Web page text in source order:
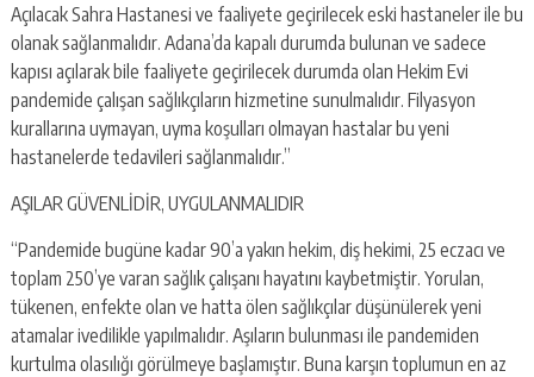
Açılacak Sahra Hastanesi ve faaliyete geçirilecek eski hastaneler ile bu
olanak sağlanmalıdır. Adana’da kapalı durumda bulunan ve sadece
kapısı açılarak bile faaliyete geçirilecek durumda olan Hekim Evi
pandemide çalışan sağlıkçıların hizmetine sunulmalıdır. Filyasyon
kurallarına uymayan, uyma koşulları olmayan hastalar bu yeni
hastanelerde tedavileri sağlanmalıdır.”
AŞILAR GÜVENLİDİR, UYGULANMALIDIR
“Pandemide bugüne kadar 90’a yakın hekim, diş hekimi, 25 eczacı ve
toplam 250’ye varan sağlık çalışanı hayatını kaybetmiştir. Yorulan,
tükenen, enfekte olan ve hatta ölen sağlıkçılar düşünülerek yeni
atamalar ivedilikle yapılmalıdır. Aşıların bulunması ile pandemiden
kurtulma olasılığı görülmeye başlamıştır. Buna karşın toplumun en az